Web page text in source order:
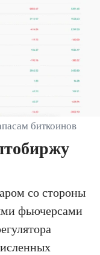
биткоинов
со стороны
фьючерсами